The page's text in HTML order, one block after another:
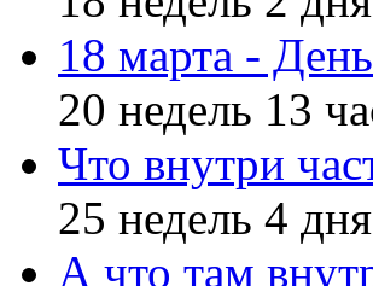
18 марта -
20 недель 13
Что внутри
25 недель 4
А что там